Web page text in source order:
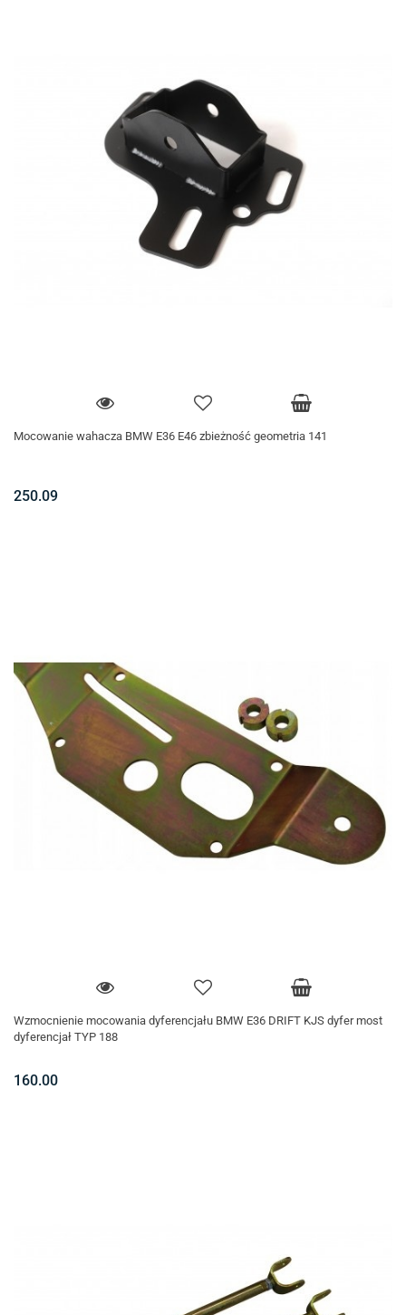
Mocowanie wahacza BMW E36 E46 zbieżność geometria 141
250.09
Wzmocnienie mocowania dyferencjału BMW E36 DRIFT KJS dyfer most
dyferencjał TYP 188
160.00